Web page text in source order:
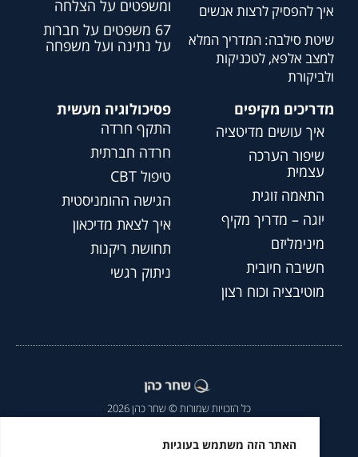
האתר הזה משתמש בעוגיות
איך להפסיק לרצות אנשים
שיטת סילבה: המדריך המלא
למצב אלפא, לטכניקות
ולביקורת
ומשפטים על הצלחה
67 משפטים על חברות
על נתינה ועל משפחה
מדריכים מקיפים
איך עושים מדיטציה
שיפור הערכה
עצמית
התאמה זוגית
יוגה – מדריך מקיף
מינימליזם
חשיבה חיובית
מוטיבציה וכוח רצון
פסיכולוגיה מעשית
התקף חרדה
חרדה חברתית
טיפול CBT
הגישה ההומניסטית
איך לצאת מדיכאון
תחושת ריקנות
ניתוק רגשי
כל הזכויות שמורות © שחר כהן 2026
הצהרת נגישות|מדיניות פרטיות